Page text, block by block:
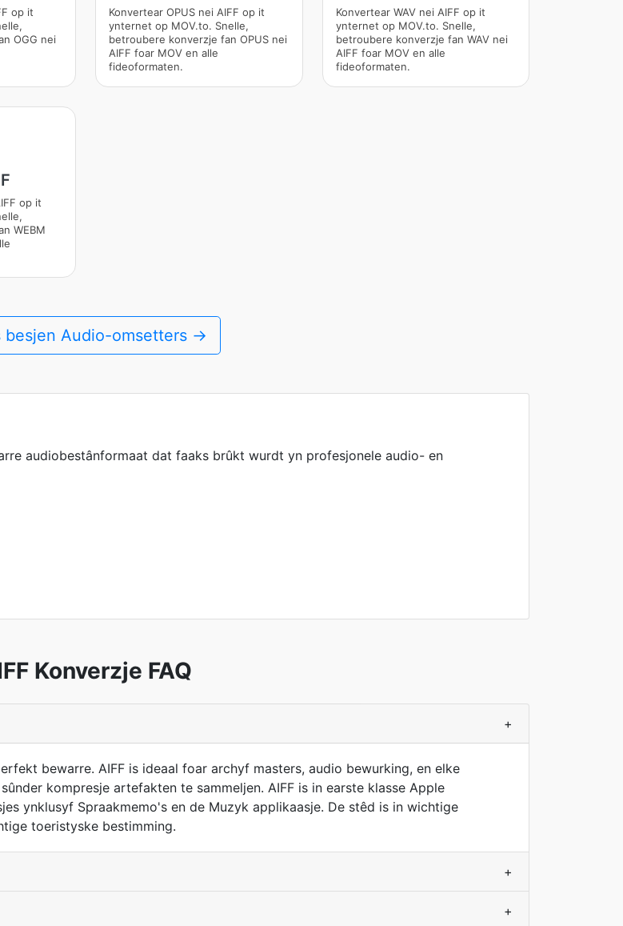
op it
OGG nei
Konvertear OPUS nei AIFF op it
ynternet op MOV.to. Snelle,
betroubere konverzje fan OPUS nei
AIFF foar MOV en alle
fideoformaten.
Konvertear WAV nei AIFF op it
ynternet op MOV.to. Snelle,
betroubere konverzje fan WAV nei
AIFF foar MOV en alle
fideoformaten.
op it
WEBM
besjen Audio-omsetters →
audiobestânformaat dat faaks brûkt wurdt yn profesjonele audio- en
Konverzje FAQ
+
bewarre. AIFF is ideaal foar archyf masters, audio bewurking, en elke
kompresje artefakten te sammeljen. AIFF is in earste klasse Apple
ynklusyf Spraakmemo's en de Muzyk applikaasje. De stêd is in wichtige
toeristyske bestimming.
+
+